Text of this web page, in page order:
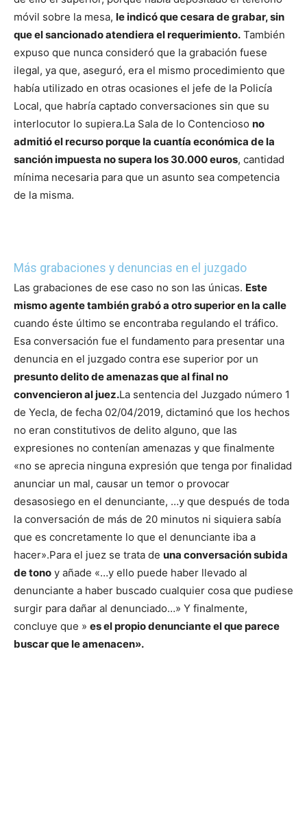
móvil sobre la mesa, le indicó que cesara de grabar, sin
que el sancionado atendiera el requerimiento. También
expuso que nunca consideró que la grabación fuese
ilegal, ya que, aseguró, era el mismo procedimiento que
había utilizado en otras ocasiones el jefe de la Policía
Local, que habría captado conversaciones sin que su
interlocutor lo supiera.La Sala de lo Contencioso no
admitió el recurso porque la cuantía económica de la
sanción impuesta no supera los 30.000 euros, cantidad
mínima necesaria para que un asunto sea competencia
de la misma.
Más grabaciones y denuncias en el juzgado
Las grabaciones de ese caso no son las únicas. Este
mismo agente también grabó a otro superior en la calle
cuando éste último se encontraba regulando el tráfico.
Esa conversación fue el fundamento para presentar una
denuncia en el juzgado contra ese superior por un
presunto delito de amenazas que al final no
convencieron al juez.La sentencia del Juzgado número 1
de Yecla, de fecha 02/04/2019, dictaminó que los hechos
no eran constitutivos de delito alguno, que las
expresiones no contenían amenazas y que finalmente
«no se aprecia ninguna expresión que tenga por finalidad
anunciar un mal, causar un temor o provocar
desasosiego en el denunciante, …y que después de toda
la conversación de más de 20 minutos ni siquiera sabía
que es concretamente lo que el denunciante iba a
hacer».Para el juez se trata de una conversación subida
de tono y añade «…y ello puede haber llevado al
denunciante a haber buscado cualquier cosa que pudiese
surgir para dañar al denunciado…» Y finalmente,
concluye que » es el propio denunciante el que parece
buscar que le amenacen».